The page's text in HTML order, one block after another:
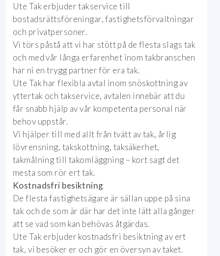
Ute Tak erbjuder takservice till
bostadsrättsföreningar, fastighetsförvaltningar
och privatpersoner.
Vi törs påstå att vi har stött på de flesta slags tak
och med vår långa erfarenhet inom takbranschen
har ni en trygg partner för era tak.
Ute Tak har flexibla avtal inom snöskottning av
yttertak och takservice, avtalen innebär att du
får snabb hjälp av vår kompetenta personal när
behov uppstår.
Vi hjälper till med allt från tvätt av tak, årlig
lövrensning, takskottning, taksäkerhet,
takmålning till takomläggning – kort sagt det
mesta som rör ert tak.
Kostnadsfri besiktning
De flesta fastighetsägare är sällan uppe på sina
tak och de som är där har det inte lätt alla gånger
att se vad som kan behövas åtgärdas.
Ute Tak erbjuder kostnadsfri besiktning av ert
tak, vi besöker er och gör en översyn av taket.